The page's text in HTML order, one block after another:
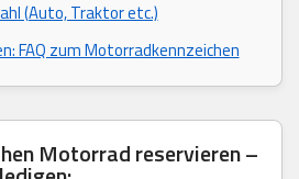
(Auto, Traktor etc.)
FAQ zum Motorradkennzeichen
Motorrad reservieren –